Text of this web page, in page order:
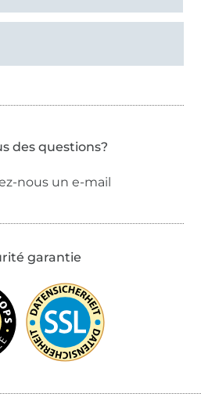
des questions?
nous un e-mail
garantie